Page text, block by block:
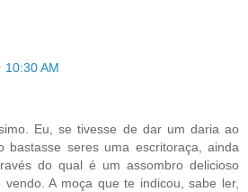
10:30 AM
Eu, se tivesse de dar um daria ao
bastasse seres uma escritoraça, ainda
do qual é um assombro delicioso
A moça que te indicou, sabe ler,